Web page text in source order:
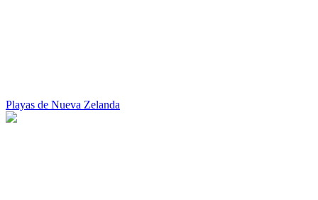
Playas de Nueva Zelanda